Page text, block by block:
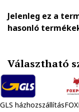
Jelenleg ez a
hasonló
Választható
GLS házhozszállítás